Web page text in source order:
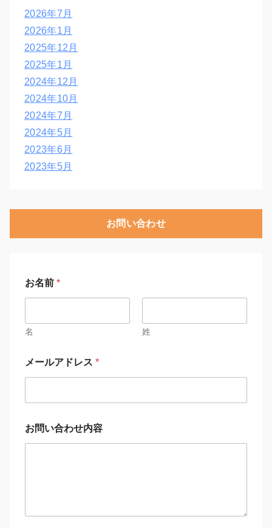
2026年7月
2026年1月
2025年12月
2025年1月
2024年12月
2024年10月
2024年7月
2024年5月
2023年6月
2023年5月
お問い合わせ
お名前 *
名 姓
メールアドレス *
お問い合わせ内容